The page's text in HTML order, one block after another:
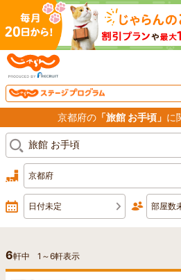
京都府の「旅館 お手頃」 に
京都府
日付未定 部屋数
6軒中 1 ～6軒表示